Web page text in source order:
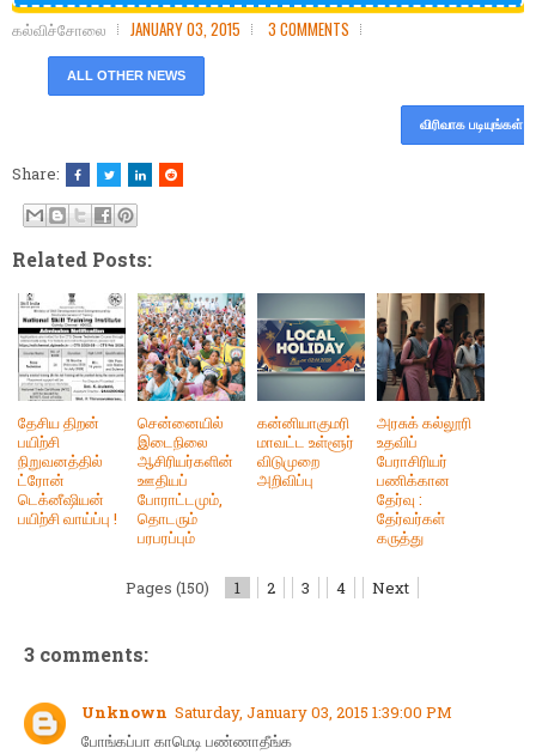
கல்விச்சோலை JANUARY 03, 2015 3 COMMENTS
ALL OTHER NEWS
விரிவாக படியுங்கள்
Share:
Related Posts:
தேசிய திறன்
பயிற்சி
நிறுவனத்தில்
ட்ரோன்
டெக்னீஷியன்
பயிற்சி வாய்ப்பு !
சென்னையில்
இடைநிலை
ஆசிரியர்களின்
ஊதியப்
போராட்டமும்,
தொடரும்
பரபரப்பும்
கன்னியாகுமரி
மாவட்ட உள்ளூர்
விடுமுறை
அறிவிப்பு
அரசுக் கல்லூரி
உதவிப்
பேராசிரியர்
பணிக்கான
தேர்வு :
தேர்வர்கள்
கருத்து
Pages (150) 1 2 3 4 Next
3 comments:
Unknown Saturday, January 03, 2015 1:39:00 PM
போங்கப்பா காமெடி பண்ணாதீங்க